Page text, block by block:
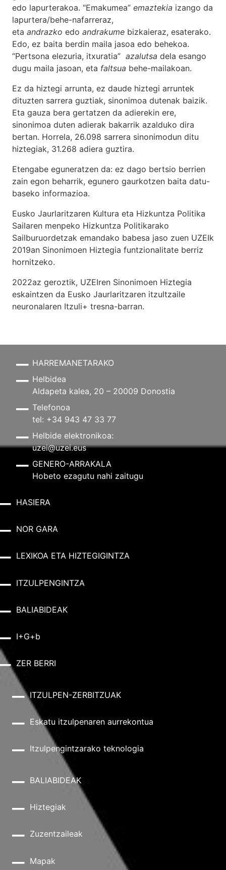
edo lapurterakoa. “Emakumea” emaztekia izango da
lapurtera/behe-nafarreraz,
eta andrazko edo andrakume bizkaieraz, esaterako.
Edo, ez baita berdin maila jasoa edo behekoa.
“Pertsona elezuria, itxuratia” azalutsa dela esango
dugu maila jasoan, eta faltsua behe-mailakoan.
Ez da hiztegi arrunta, ez daude hiztegi arruntek
dituzten sarrera guztiak, sinonimoa dutenak baizik.
Eta gauza bera gertatzen da adierekin ere,
sinonimoa duten adierak bakarrik azalduko dira
bertan. Horrela, 26.098 sarrera sinonimodun ditu
hiztegiak, 31.268 adiera guztira.
Etengabe eguneratzen da: ez dago bertsio berrien
zain egon beharrik, egunero gaurkotzen baita datu-
baseko informazioa.
Eusko Jaurlaritzaren Kultura eta Hizkuntza Politika
Sailaren menpeko Hizkuntza Politikarako
Sailburuordetzak emandako babesa jaso zuen UZEIk
2019an Sinonimoen Hiztegia funtzionalitate berriz
hornitzeko.
2022az geroztik, UZEIren Sinonimoen Hiztegia
eskaintzen da Eusko Jaurlaritzaren itzultzaile
neuronalaren Itzuli+ tresna-barran.
HARREMANETARAKO
Helbidea
Aldapeta kalea, 20 – 20009 Donostia
Telefonoa
tel: +34 943 47 33 77
Helbide elektronikoa:
uzei@uzei.eus
GENERO-ARRAKALA
Hobeto ezagutu nahi zaitugu
HASIERA
NOR GARA
LEXIKOA ETA HIZTEGIGINTZA
ITZULPENGINTZA
BALIABIDEAK
I+G+b
ZER BERRI
ITZULPEN-ZERBITZUAK
Eskatu itzulpenaren aurrekontua
Itzulpengintzarako teknologia
BALIABIDEAK
Hiztegiak
Zuzentzaileak
Mapak